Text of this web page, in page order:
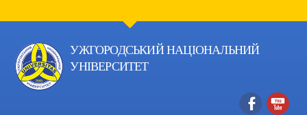
УЖГОРОДСЬКИЙ НАЦІОНАЛЬНИЙ
УНІВЕРСИТЕТ